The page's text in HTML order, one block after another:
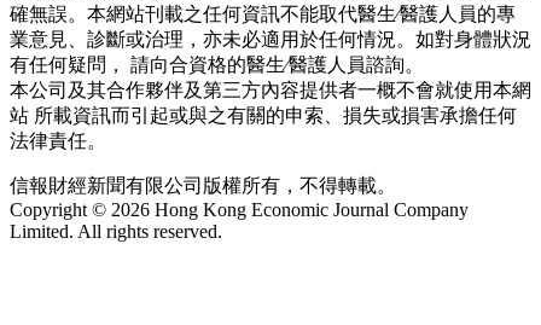
確無誤。本網站刊載之任何資訊不能取代醫生∕醫護人員的專
業意見、診斷或治理，亦未必適用於任何情況。如對身體狀況
有任何疑問， 請向合資格的醫生∕醫護人員諮詢。
本公司及其合作夥伴及第三方內容提供者一概不會就使用本網
站 所載資訊而引起或與之有關的申索、損失或損害承擔任何
法律責任。
信報財經新聞有限公司版權所有，不得轉載。
Copyright © 2026 Hong Kong Economic Journal Company
Limited. All rights reserved.